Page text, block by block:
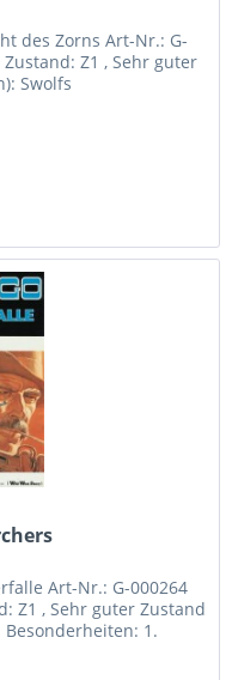
des Zorns Art-Nr.: G-
Z1 , Sehr guter
Swolfs
Art-Nr.: G-000264
Z1 , Sehr guter Zustand
Besonderheiten: 1.